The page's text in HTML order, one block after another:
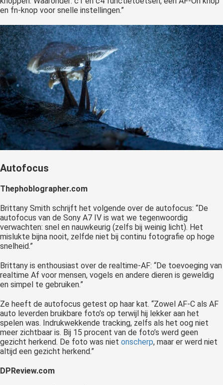
en fn-knop voor snelle instellingen.”
Autofocus
Thephoblographer.com
Brittany Smith schrijft het volgende over de autofocus: “De
autofocus van de Sony A7 IV is wat we tegenwoordig
verwachten: snel en nauwkeurig (zelfs bij weinig licht). Het
mislukte bijna nooit, zelfde niet bij continu fotografie op hoge
snelheid.”
Brittany is enthousiast over de realtime-AF: “De toevoeging van
realtime Af voor mensen, vogels en andere dieren is geweldig
en simpel te gebruiken.”
Ze heeft de autofocus getest op haar kat. “Zowel AF-C als AF
auto leverden bruikbare foto’s op terwijl hij lekker aan het
spelen was. Indrukwekkende tracking, zelfs als het oog niet
meer zichtbaar is. Bij 15 procent van de foto’s werd geen
gezicht herkend. De foto was niet onscherp, maar er werd niet
altijd een gezicht herkend.”
DPReview.com